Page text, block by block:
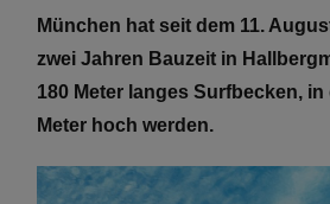
München hat seit dem 11.
zwei Jahren Bauzeit in
180 Meter langes Surfbecken,
Meter hoch werden.